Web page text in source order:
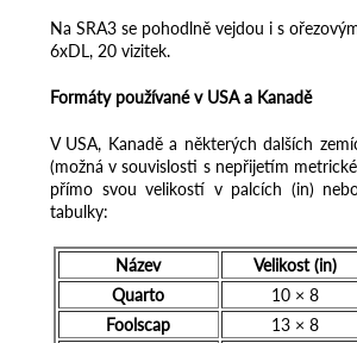
Na SRA3 se pohodlně vejdou i s
6xDL, 20 vizitek.
Formáty používané v USA a Kanadě
V USA, Kanadě a některých dalších
(možná v souvislosti s nepřijetím
přímo svou velikostí v palcích (in)
tabulky:
Název Velikost (in)
Quarto
10 × 8
Foolscap
13 × 8